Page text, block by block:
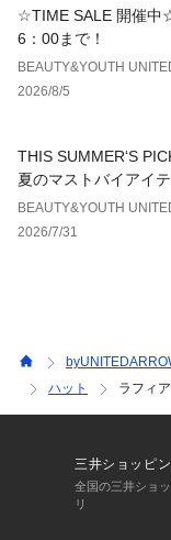
☆TIME SALE 開催
6：00まで！
BEAUTY&YOUTH
2026/8/5
THIS SUMMER‘S
夏のマストバイアイ
BEAUTY&YOUTH
2026/7/31
ハット
ラフィ
三井ショッピ
全国の三井ショ
リ